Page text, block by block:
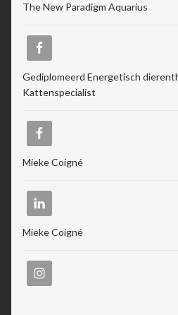
The New Paradigm Aquarius
Gediplomeerd Energetisch
Kattenspecialist
Mieke Coigné
Mieke Coigné